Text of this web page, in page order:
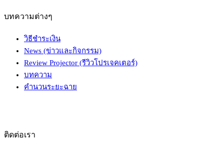
บทความต่างๆ
วิธีชำระเงิน
News (ข่าวและกิจกรรม)
Review Projector (รีวิวโปรเจคเตอร์)
บทความ
คำนวนระยะฉาย
ติดต่อเรา